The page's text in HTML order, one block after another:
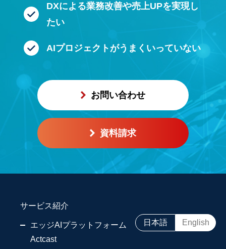
DXによる業務改善や売上UPを実現し
たい
AIプロジェクトがうまくいっていない
お問い合わせ
資料請求
サービス紹介
エッジAIプラットフォーム
Actcast
日本語 English